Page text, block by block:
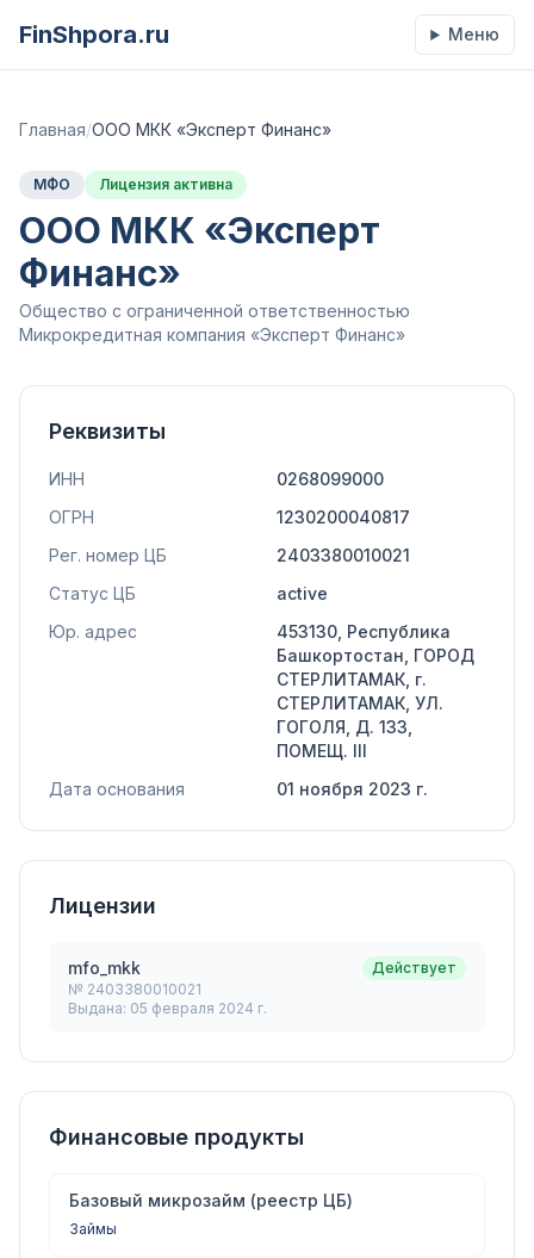
FinShpora.ru Меню
Главная/ООО МКК «Эксперт Финанс»
МФО Лицензия активна
ООО МКК «Эксперт
Финанс»
Общество с ограниченной ответственностью
Микрокредитная компания «Эксперт Финанс»
Реквизиты
ИНН
0268099000
ОГРН
1230200040817
Рег. номер ЦБ
2403380010021
Статус ЦБ
active
Юр. адрес
453130, Республика
Башкортостан, ГОРОД
СТЕРЛИТАМАК, г.
СТЕРЛИТАМАК, УЛ.
ГОГОЛЯ, Д. 133,
ПОМЕЩ. III
Дата основания
01 ноября 2023 г.
Лицензии
mfo_mkk
№ 2403380010021
Выдана: 05 февраля 2024 г.
Действует
Финансовые продукты
Базовый микрозайм (реестр ЦБ)
Займы